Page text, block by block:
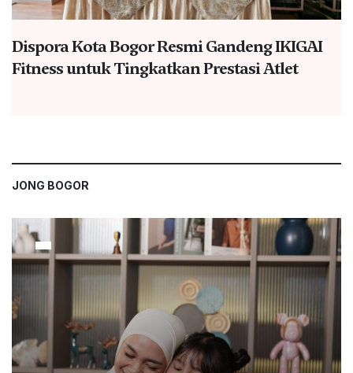
Dispora Kota Bogor Resmi Gandeng IKIGAI
Fitness untuk Tingkatkan Prestasi Atlet
JONG BOGOR